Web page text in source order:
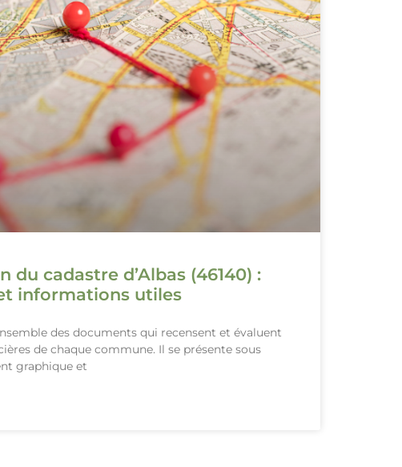
du cadastre d’Albas (46140) :
informations utiles
des documents qui recensent et évaluent
de chaque commune. Il se présente sous
graphique et